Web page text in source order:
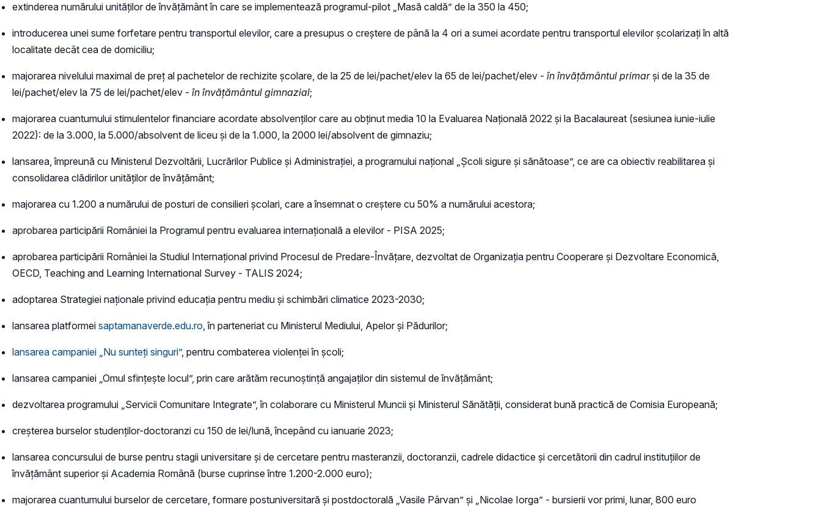
extinderea numărului unităților de învățământ în care se implementează programul-pilot „Masă caldă” de la 350 la 450;
introducerea unei sume forfetare pentru transportul elevilor, care a presupus o creștere de până la 4 ori a sumei acordate pentru transportul elevilor școlarizați în altă
localitate decât cea de domiciliu;
majorarea nivelului maximal de preț al pachetelor de rechizite școlare, de la 25 de lei/pachet/elev la 65 de lei/pachet/elev - în învățământul primarși de la 35 de
lei/pachet/elev la 75 de lei/pachet/elev - în învățământul gimnazial;
majorarea cuantumului stimulentelor financiare acordate absolvenților care au obținut media 10 la Evaluarea Națională 2022 și la Bacalaureat (sesiunea iunie-iulie
2022): de la 3.000, la 5.000/absolvent de liceu și de la 1.000, la 2000 lei/absolvent de gimnaziu;
lansarea, împreună cu Ministerul Dezvoltării, Lucrărilor Publice și Administrației, a programului național „Școli sigure și sănătoase”, ce are ca obiectiv reabilitarea și
consolidarea clădirilor unităților de învățământ;
majorarea cu 1.200 a numărului de posturi de consilieri școlari, care a însemnat o creștere cu 50% a numărului acestora;
aprobarea participării României la Programul pentru evaluarea internațională a elevilor - PISA 2025;
aprobarea participării României la Studiul Internaţional privind Procesul de Predare-Învăţare, dezvoltat de Organizaţia pentru Cooperare şi Dezvoltare Economică,
OECD, Teaching and Learning International Survey - TALIS 2024;
adoptarea Strategiei naționale privind educația pentru mediu și schimbări climatice 2023-2030;
lansarea platformei saptamanaverde.edu.ro, în parteneriat cu Ministerul Mediului, Apelor și Pădurilor;
lansarea campaniei „Nu sunteți singuri”, pentru combaterea violenței în școli;
lansarea campaniei „Omul sfințește locul”, prin care arătăm recunoștință angajaților din sistemul de învățământ;
dezvoltarea programului „Servicii Comunitare Integrate”, în colaborare cu Ministerul Muncii și Ministerul Sănătății, considerat bună practică de Comisia Europeană;
creșterea burselor studenților-doctoranzi cu 150 de lei/lună, începând cu ianuarie 2023;
lansarea concursului de burse pentru stagii universitare și de cercetare pentru masteranzii, doctoranzii, cadrele didactice și cercetătorii din cadrul instituțiilor de
învățământ superior și Academia Română (burse cuprinse între 1.200-2.000 euro);
majorarea cuantumului burselor de cercetare, formare postuniversitară și postdoctorală „Vasile Pârvan” și „Nicolae Iorga” - bursierii vor primi, lunar, 800 euro